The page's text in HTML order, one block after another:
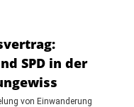
SPD in der
von Einwanderung